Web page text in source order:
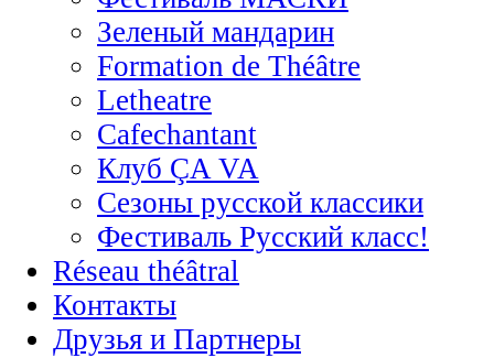
Зеленый мандарин
Formation de Théâtre
Letheatre
Cafechantant
Клуб ÇA VA
Сезоны русской классики
Фестиваль Русский класс!
Réseau théâtral
Контакты
Друзья и Партнеры